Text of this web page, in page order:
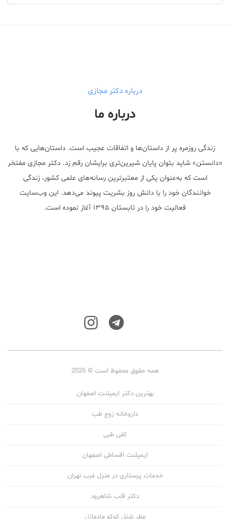
درباره دکتر مجازی
درباره ما
زندگی روزمره پر از داستان‌ها و اتفاقات عجیب است. داستان‌هایی که با
«دانستن» شاید بتوان پایان شیرین‌تری برایشان رقم زد. دکتر مجازی مفتخر
است که به‌عنوان یکی از معتبر‌ترین رسانه‌های علمی کشور، زندگی
خوانندگان خود را با دانش روز بشریت پیوند می‌دهد. این وب‌سایت
فعالیت خود را در تابستان ۱۳۹۵ آغاز نموده است.
همه حقوق محفوظ است © 2026
بهترین دکتر ایمپلنت اصفهان
داروخانه زوج طب
کفی طبی
ایمپلنت اقساطی اصفهان
خدمات پرستاری در منزل غرب تهران
دکتر قلب شاهرود
عطر شنل کوکو مادمازل